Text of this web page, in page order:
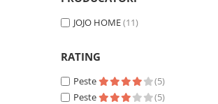
JOJO HOME(11)
RATING
Peste
(5)
Peste
(5)